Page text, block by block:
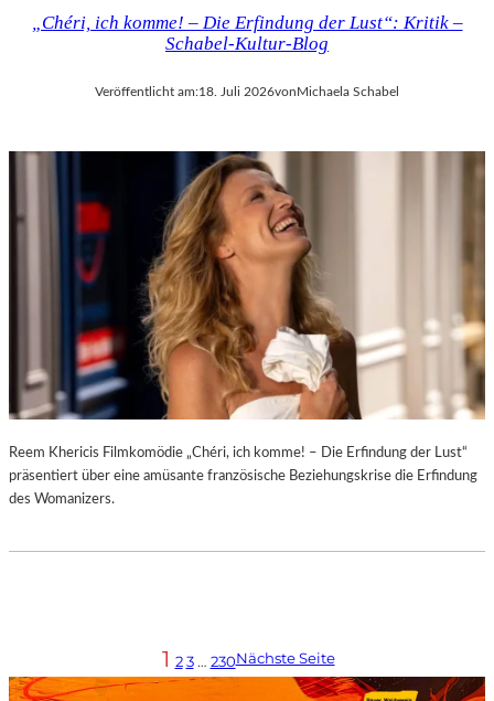
„Chéri, ich komme! – Die Erfindung der Lust“: Kritik –
Schabel-Kultur-Blog
Veröffentlicht am:18. Juli 2026vonMichaela Schabel
Reem Khericis Filmkomödie „Chéri, ich komme! – Die Erfindung der Lust“
präsentiert über eine amüsante französische Beziehungskrise die Erfindung
des Womanizers.
1 2 3 … 230Nächste Seite